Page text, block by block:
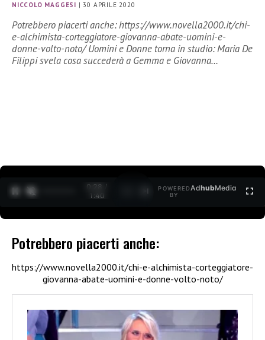
NICCOLO MAGGESI |30 APRILE 2020
Potrebbero piacerti anche: https://www.novella2000.it/chi-
e-alchimista-corteggiatore-giovanna-abate-uomini-e-
donne-volto-noto/ Uomini e Donne torna in studio: Maria De
Filippi svela cosa succederà a Gemma e Giovanna…
0:28 /
1:40
POWERED
BY
AdhubMedia
Potrebbero piacerti anche:
https://www.novella2000.it/chi-e-alchimista-corteggiatore-
giovanna-abate-uomini-e-donne-volto-noto/